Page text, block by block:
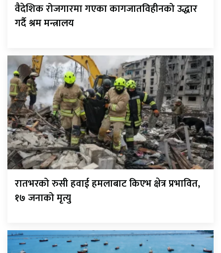
वैदेशिक रोजगारमा गएका कागजातविहीनको उद्धार
गर्दै श्रम मन्त्रालय
रातभरको रुसी हवाई हमलाबाट किएभ क्षेत्र प्रभावित,
१७ जनाको मृत्यु